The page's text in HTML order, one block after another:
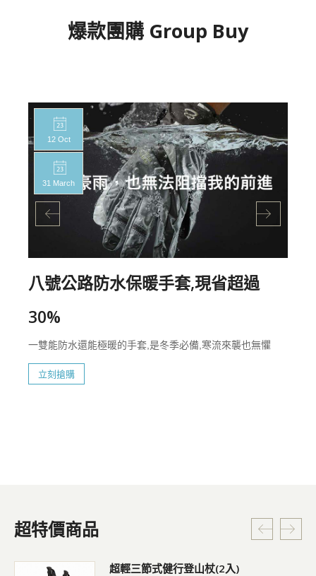
爆款團購 Group Buy
12 Oct
31 March
八號公路防水保暖手套,現省超過
30%
一雙能防水還能極暖的手套,是冬季必備,寒流來襲也無懼
立刻搶購
超特價商品
超輕三節式健行登山杖(2入)